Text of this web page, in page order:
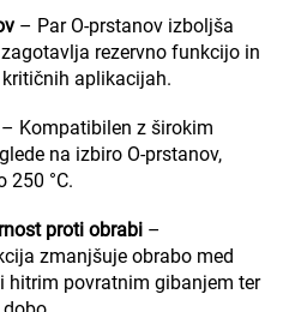
– Par O-prstanov izboljša
rezervno funkcijo in
aplikacijah.
– Kompatibilen z širokim
na izbiro O-prstanov,
250 °C.
proti obrabi –
zmanjšuje obrabo med
hitrim povratnim gibanjem ter